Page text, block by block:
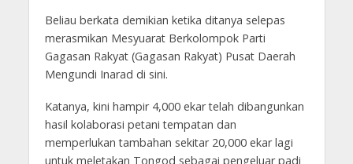
Beliau berkata demikian ketika ditanya selepas
merasmikan Mesyuarat Berkolompok Parti
Gagasan Rakyat (Gagasan Rakyat) Pusat Daerah
Mengundi Inarad di sini.
Katanya, kini hampir 4,000 ekar telah dibangunkan
hasil kolaborasi petani tempatan dan
memperlukan tambahan sekitar 20,000 ekar lagi
untuk meletakan Tongod sebagai pengeluar padi